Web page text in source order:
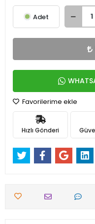
Adet
Favorilerime ekle
Hızlı Gönderi